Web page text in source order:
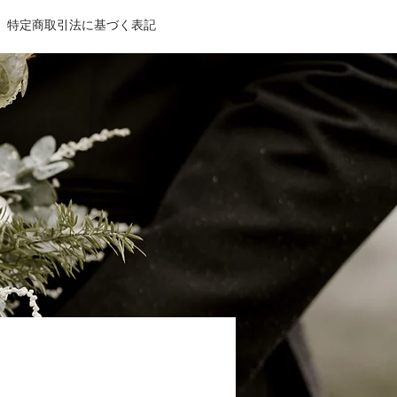
特定商取引法に基づく表記